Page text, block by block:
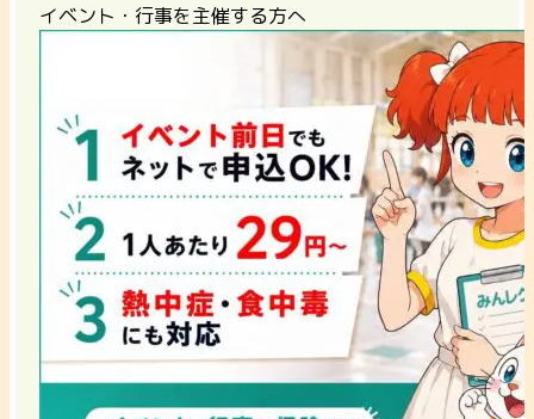
イベント・行事を主催する方へ